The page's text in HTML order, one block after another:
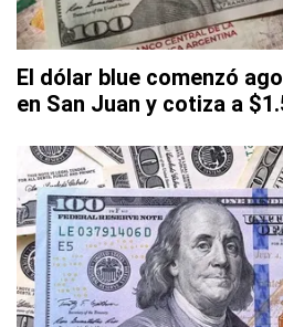
El dólar blue comenzó
en San Juan y cotiza a